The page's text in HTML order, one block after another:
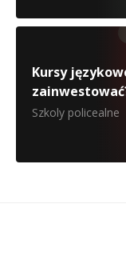
Kursy
Szkoly policealne